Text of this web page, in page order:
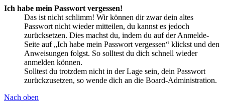
Ich habe mein Passwort vergessen!
Das ist nicht schlimm! Wir können dir zwar dein altes
Passwort nicht wieder mitteilen, du kannst es jedoch
zurücksetzen. Dies machst du, indem du auf der Anmelde-
Seite auf „Ich habe mein Passwort vergessen“ klickst und den
Anweisungen folgst. So solltest du dich schnell wieder
anmelden können.
Solltest du trotzdem nicht in der Lage sein, dein Passwort
zurückzusetzen, so wende dich an die Board-Administration.
Nach oben